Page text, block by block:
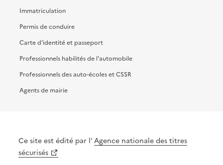
Immatriculation
Permis de conduire
Carte d'identité et passeport
Professionnels habilités de l'automobile
Professionnels des auto-écoles et CSSR
Agents de mairie
Ce site est édité par l'Agence nationale des titres
sécurisés